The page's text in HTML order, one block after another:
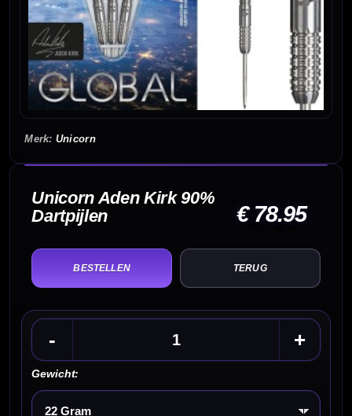
Unicorn
Unicorn Aden Kirk 90%
Dartpijlen
€ 78.95
TERUG
- +
Gewicht:
Kies een optie